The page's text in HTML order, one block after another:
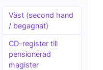
Väst (second hand
/ begagnat)
CD-register till
pensionerad
magister